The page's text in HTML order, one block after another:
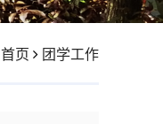
首页 团学工作